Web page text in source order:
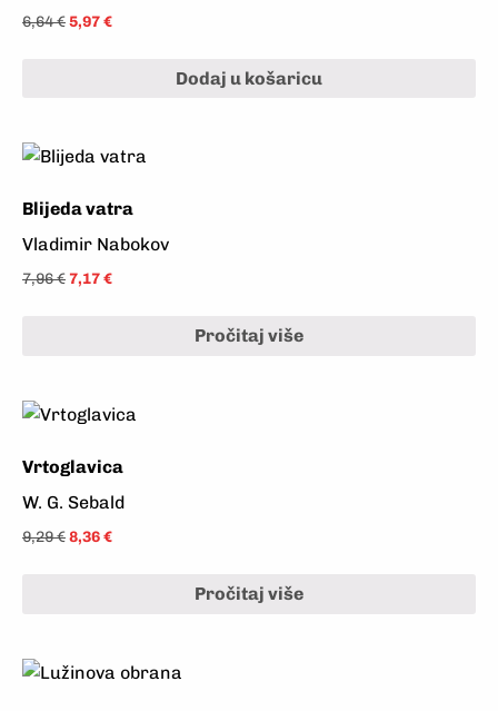
6,64€5,97€
Dodaj u košaricu
Blijeda vatra
Vladimir Nabokov
7,96€ 7,17€
Pročitaj više
Vrtoglavica
W. G. Sebald
9,29€8,36€
Pročitaj više